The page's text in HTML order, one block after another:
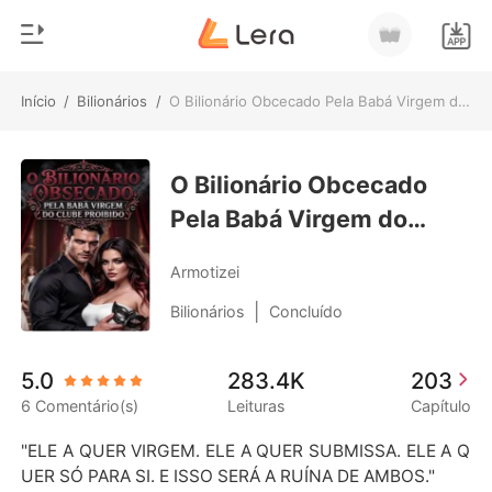
Início / Bilionários / O Bilionário Obcecado Pela Babá Virgem do Clube Proibido
0
Loja
Histórico
Sair
Baixar App
Gênero
Moderno
Lobisomem
Contos
Bilionários
O Bilionário Obcecado
Pela Babá Virgem do
Armotizei
Bilionários Concluído
5.0
6 Comentário(s)
283.4K
Leituras
203
Capítulo
"ELE A QUER VIRGEM. ELE A QUER SUBMISSA. ELE A Q
UER SÓ PARA SI. E ISSO SERÁ A RUÍNA DE AMBOS."